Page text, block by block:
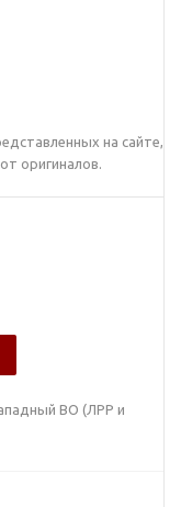
на сайте,
оригиналов.
ВО (ЛРР и